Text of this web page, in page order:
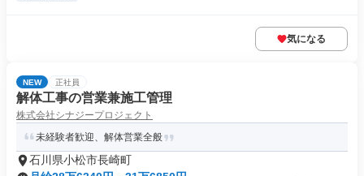
気になる
NEW 正社員
解体工事の営業兼施工管理
株式会社シナジープロジェクト
未経験者歓迎、解体営業全般
石川県小松市長崎町